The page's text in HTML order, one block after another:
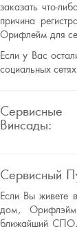
заказать что-
причина
Орифлейм для
Если у Вас
социальных
Винсады:
Сервисный
Если Вы живете
дом, Орифлэйм
ближайший СПО.